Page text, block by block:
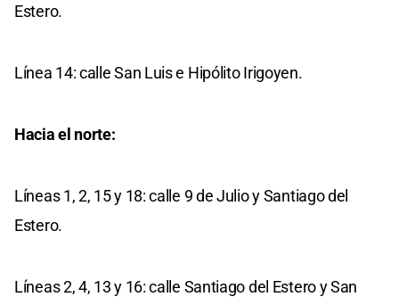
Estero.
Línea 14: calle San Luis e Hipólito Irigoyen.
Hacia el norte:
Líneas 1, 2, 15 y 18: calle 9 de Julio y Santiago del
Estero.
Líneas 2, 4, 13 y 16: calle Santiago del Estero y San